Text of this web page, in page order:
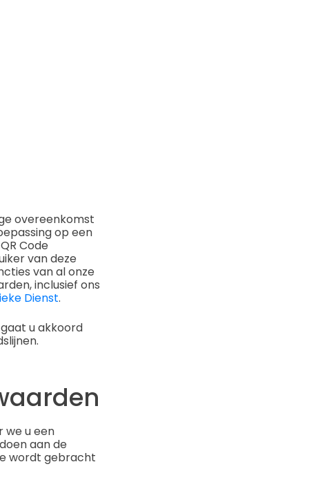
overeenkomst
op een
Code
van deze
van al onze
inclusief ons
Dienst.
u akkoord
we u een
aan de
wordt gebracht